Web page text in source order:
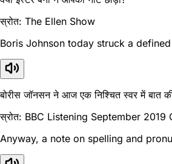
स्रोत: The Ellen Show
Boris Johnson today struck a
बोरीस जॉनसन ने आज एक निश्चित स्वर में बात
स्रोत: BBC Listening September 2019
Anyway, a note on spelling and